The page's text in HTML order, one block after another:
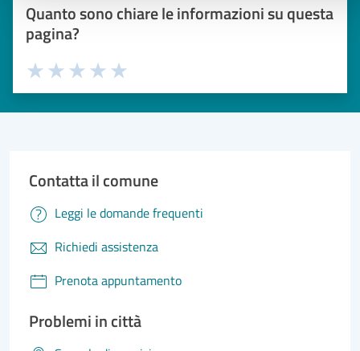
Quanto sono chiare le informazioni su questa
pagina?
Valuta 5 stelle su 5
Valuta 4 stelle su 5
Valuta 3 stelle su 5
Valuta 2 stelle su 5
Valuta 1 stelle su 5
Contatta il comune
Leggi le domande frequenti
Richiedi assistenza
Prenota appuntamento
Problemi in città